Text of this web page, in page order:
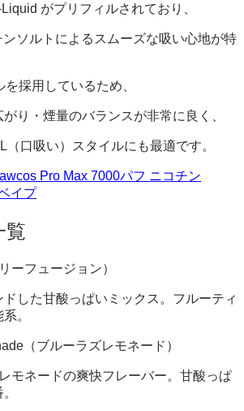
がプリフィルされており、
ソルトによるスムーズな吸い心地が特
採用しているため、
り・煙量のバランスが非常に良く、
（口吸い）スタイルにも最適です。
Pro Max 7000パフ ニコチン
イプ
覧
ーフュージョン）
した甘酸っぱいミックス。フルーティ
。
（ブルーラズレモネード）
モネードの爽快フレーバー。甘酸っぱ